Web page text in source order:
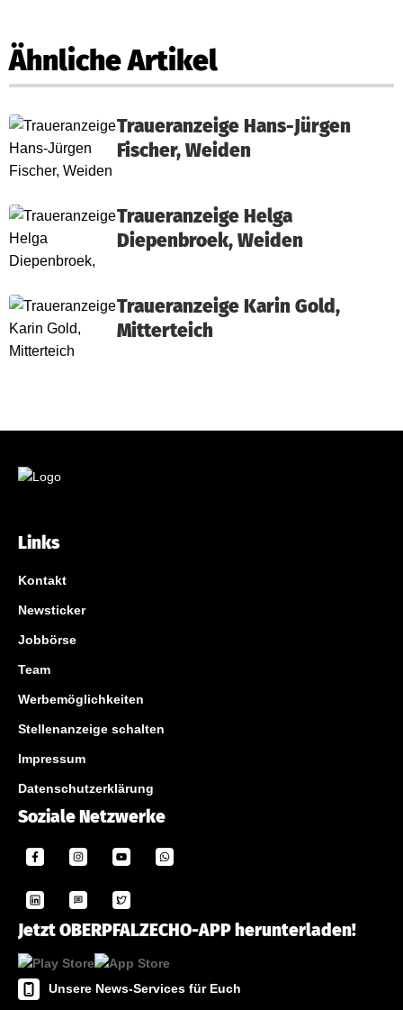
Ähnliche Artikel
Traueranzeige Hans-Jürgen
Fischer, Weiden
Traueranzeige Helga
Diepenbroek, Weiden
Traueranzeige Karin Gold,
Mitterteich
Links
Kontakt
Newsticker
Jobbörse
Team
Werbemöglichkeiten
Stellenanzeige schalten
Impressum
Datenschutzerklärung
Soziale Netzwerke
Jetzt OBERPFALZECHO-APP herunterladen!
Unsere News-Services für Euch